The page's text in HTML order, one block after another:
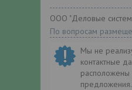
ООО "Деловые
По вопросам
Мы не
контактные
расположены
предложения.